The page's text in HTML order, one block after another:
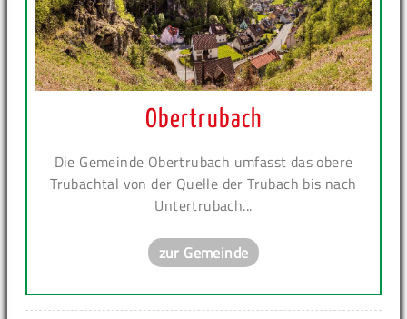
Obertrubach
Die Gemeinde Obertrubach umfasst das obere
Trubachtal von der Quelle der Trubach bis nach
Untertrubach...
zur Gemeinde